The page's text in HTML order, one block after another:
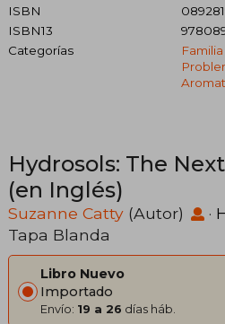
ISBN
ISBN13
Categorías
Hydrosols: The
(en Inglés)
Suzanne Catty (Autor) ·
Tapa Blanda
Libro Nuevo
Importado
Envío: 19 a 26 días háb.